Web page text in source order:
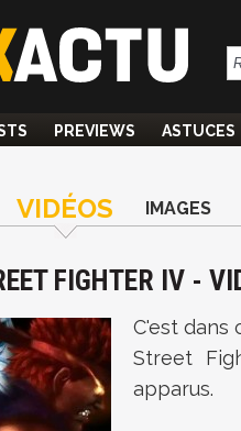
PREVIEWS ASTUCES
VIDÉOS IMAGES
FIGHTER IV -
C'est dans
Street
apparus.